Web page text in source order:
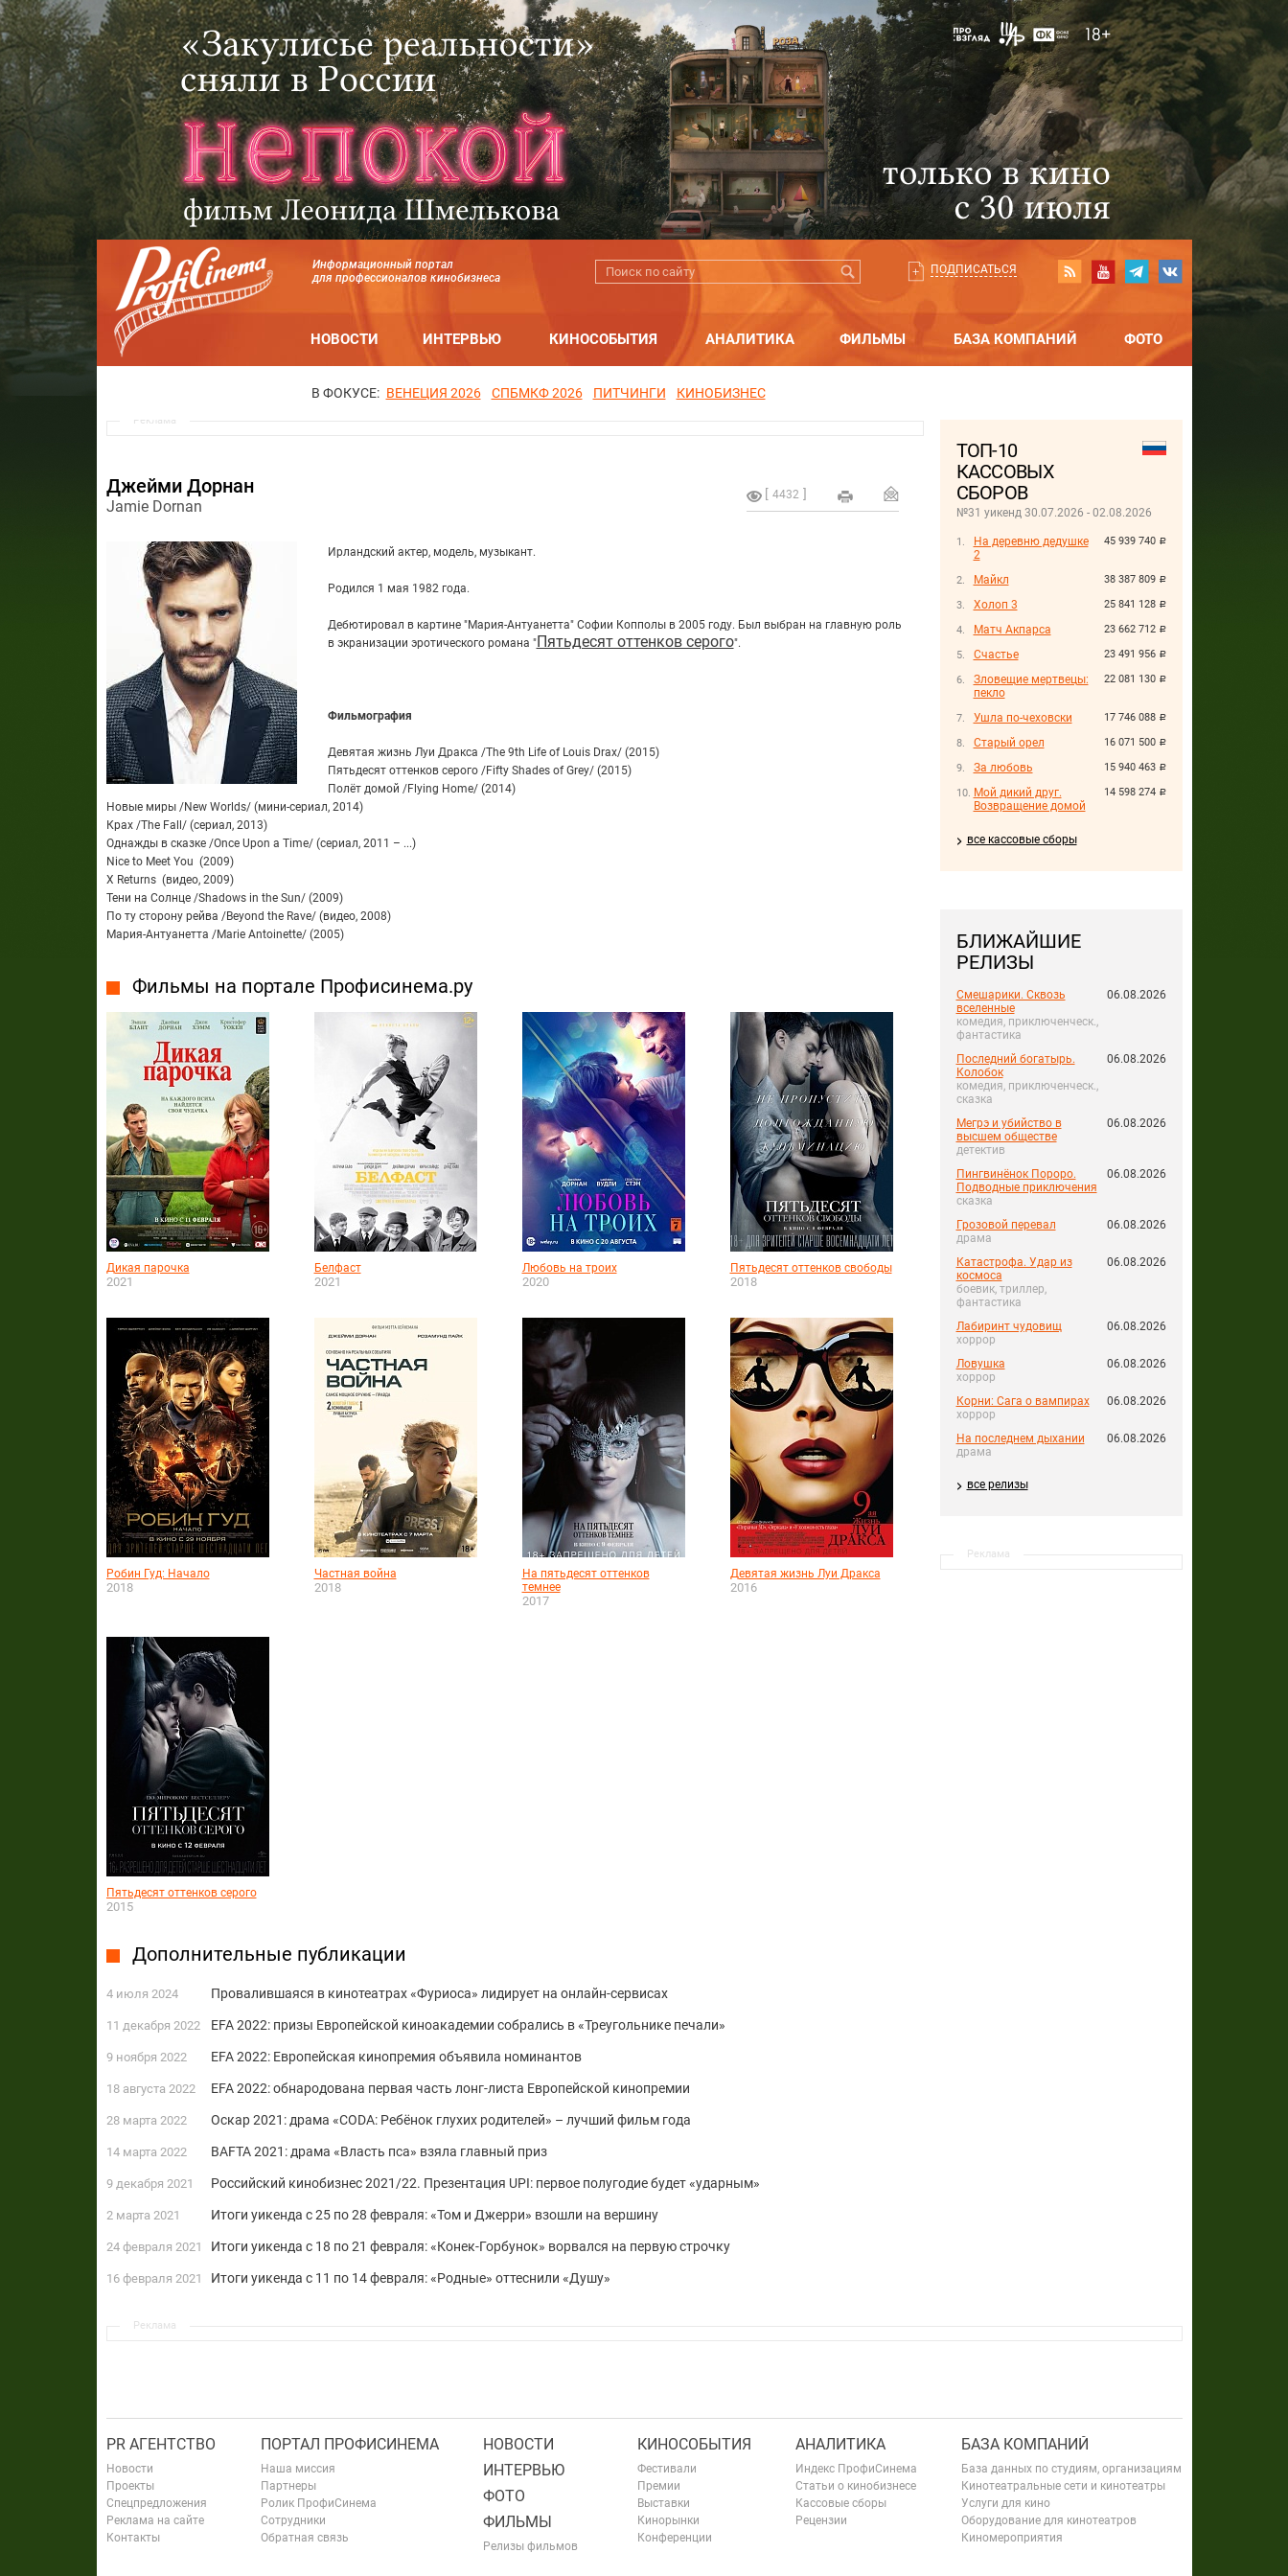
Информационный портал
для профессионалов кинобизнеса
ПОДПИСАТЬСЯ
НОВОСТИ ИНТЕРВЬЮ КИНОСОБЫТИЯ АНАЛИТИКА ФИЛЬМЫ БАЗА КОМПАНИЙ ФОТО
В ФОКУСЕ: ВЕНЕЦИЯ 2026 СПБМКФ 2026 ПИТЧИНГИ КИНОБИЗНЕС
ТОП-10
КАССОВЫХ
СБОРОВ
№31 уикенд 30.07.2026 - 02.08.2026
45 939 740 руб.
На деревню дедушке
2
38 387 809 руб.
Майкл
25 841 128 руб.
Холоп 3
23 662 712 руб.
Матч Акпарса
23 491 956 руб.
Счастье
22 081 130 руб.
Зловещие мертвецы:
пекло
17 746 088 руб.
Ушла по-чеховски
16 071 500 руб.
Старый орел
15 940 463 руб.
За любовь
14 598 274 руб.
Мой дикий друг.
Возвращение домой
все кассовые сборы
БЛИЖАЙШИЕ
РЕЛИЗЫ
Смешарики. Сквозь
вселенные
комедия, приключенческ.,
фантастика
06.08.2026
Последний богатырь.
Колобок
комедия, приключенческ.,
сказка
06.08.2026
Мегрэ и убийство в
высшем обществе
детектив
06.08.2026
Пингвинёнок Пороро.
Подводные приключения
сказка
06.08.2026
Грозовой перевал
драма
06.08.2026
Катастрофа. Удар из
космоса
боевик, триллер,
фантастика
06.08.2026
Лабиринт чудовищ
хоррор
06.08.2026
Ловушка
хоррор
06.08.2026
Корни: Сага о вампирах
хоррор
06.08.2026
На последнем дыхании
драма
06.08.2026
все релизы
Реклама
Реклама
4432
Джейми Дорнан
Jamie Dornan
Ирландский актер, модель, музыкант.
Родился 1 мая 1982 года.
Дебютировал в картине "Мария-Антуанетта" Софии Копполы в 2005 году. Был выбран на главную роль
в экранизации эротического романа "Пятьдесят оттенков серого".
Фильмография
Девятая жизнь Луи Дракса /The 9th Life of Louis Drax/ (2015)
Пятьдесят оттенков серого /Fifty Shades of Grey/ (2015)
Полёт домой /Flying Home/ (2014)
Новые миры /New Worlds/ (мини-сериал, 2014)
Крах /The Fall/ (сериал, 2013)
Однажды в сказке /Once Upon a Time/ (сериал, 2011 – ...)
Nice to Meet You (2009)
X Returns (видео, 2009)
Тени на Солнце /Shadows in the Sun/ (2009)
По ту сторону рейва /Beyond the Rave/ (видео, 2008)
Мария-Антуанетта /Marie Antoinette/ (2005)
Фильмы на портале Профисинема.ру
Дикая парочка
2021
Белфаст
2021
Любовь на троих
2020
Пятьдесят оттенков свободы
2018
Робин Гуд: Начало
2018
Частная война
2018
На пятьдесят оттенков
темнее
2017
Девятая жизнь Луи Дракса
2016
Пятьдесят оттенков серого
2015
Дополнительные публикации
4 июля 2024 Провалившаяся в кинотеатрах «Фуриоса» лидирует на онлайн-сервисах
11 декабря 2022 EFA 2022: призы Европейской киноакадемии собрались в «Треугольнике печали»
9 ноября 2022 EFA 2022: Европейская кинопремия объявила номинантов
18 августа 2022 EFA 2022: обнародована первая часть лонг-листа Европейской кинопремии
28 марта 2022 Оскар 2021: драма «CODA: Ребёнок глухих родителей» – лучший фильм года
14 марта 2022 BAFTA 2021: драма «Власть пса» взяла главный приз
9 декабря 2021 Российский кинобизнес 2021/22. Презентация UPI: первое полугодие будет «ударным»
2 марта 2021 Итоги уикенда с 25 по 28 февраля: «Том и Джерри» взошли на вершину
24 февраля 2021 Итоги уикенда с 18 по 21 февраля: «Конек-Горбунок» ворвался на первую строчку
16 февраля 2021 Итоги уикенда с 11 по 14 февраля: «Родные» оттеснили «Душу»
Реклама
PR АГЕНТСТВО
Новости
Проекты
Спецпредложения
Реклама на сайте
Контакты
ПОРТАЛ ПРОФИСИНЕМА
Наша миссия
Партнеры
Ролик ПрофиСинема
Сотрудники
Обратная связь
НОВОСТИ
ИНТЕРВЬЮ
ФОТО
ФИЛЬМЫ
Релизы фильмов
КИНОСОБЫТИЯ
Фестивали
Премии
Выставки
Кинорынки
Конференции
АНАЛИТИКА
Индекс ПрофиСинема
Статьи о кинобизнесе
Кассовые сборы
Рецензии
БАЗА КОМПАНИЙ
База данных по студиям, организациям
Кинотеатральные сети и кинотеатры
Услуги для кино
Оборудование для кинотеатров
Киномероприятия